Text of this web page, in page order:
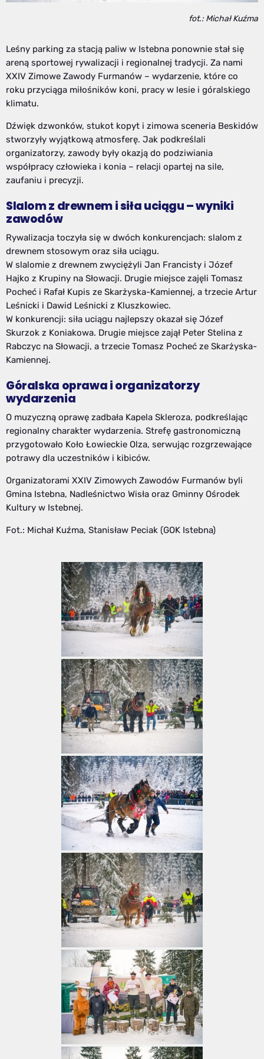
fot.: Michał Kuźma
Leśny parking za stacją paliw w Istebna ponownie stał się
areną sportowej rywalizacji i regionalnej tradycji. Za nami
XXIV Zimowe Zawody Furmanów – wydarzenie, które co
roku przyciąga miłośników koni, pracy w lesie i góralskiego
klimatu.
Dźwięk dzwonków, stukot kopyt i zimowa sceneria Beskidów
stworzyły wyjątkową atmosferę. Jak podkreślali
organizatorzy, zawody były okazją do podziwiania
współpracy człowieka i konia – relacji opartej na sile,
zaufaniu i precyzji.
Slalom z drewnem i siła uciągu – wyniki
zawodów
Rywalizacja toczyła się w dwóch konkurencjach: slalom z
drewnem stosowym oraz siła uciągu.
W slalomie z drewnem zwyciężyli Jan Francisty i Józef
Hajko z Krupiny na Słowacji. Drugie miejsce zajęli Tomasz
Pocheć i Rafał Kupis ze Skarżyska-Kamiennej, a trzecie Artur
Leśnicki i Dawid Leśnicki z Kluszkowiec.
W konkurencji: siła uciągu najlepszy okazał się Józef
Skurzok z Koniakowa. Drugie miejsce zajął Peter Stelina z
Rabczyc na Słowacji, a trzecie Tomasz Pocheć ze Skarżyska-
Kamiennej.
Góralska oprawa i organizatorzy
wydarzenia
O muzyczną oprawę zadbała Kapela Skleroza, podkreślając
regionalny charakter wydarzenia. Strefę gastronomiczną
przygotowało Koło Łowieckie Olza, serwując rozgrzewające
potrawy dla uczestników i kibiców.
Organizatorami XXIV Zimowych Zawodów Furmanów byli
Gmina Istebna, Nadleśnictwo Wisła oraz Gminny Ośrodek
Kultury w Istebnej.
Fot.: Michał Kuźma, Stanisław Peciak (GOK Istebna)